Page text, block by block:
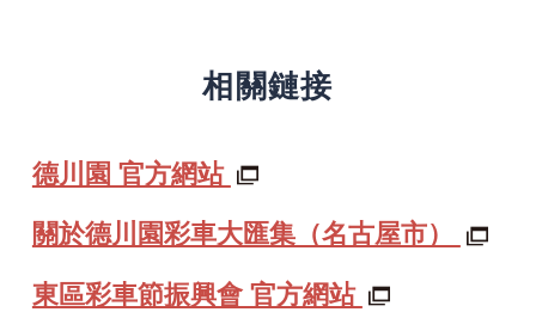
相關鏈接
德川園 官方網站
關於德川園彩車大匯集（名古屋市）
東區彩車節振興會 官方網站